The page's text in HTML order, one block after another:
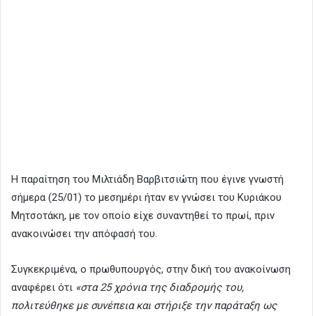
Η παραίτηση του Μιλτιάδη Βαρβιτσιώτη που έγινε γνωστή
σήμερα (25/01) το μεσημέρι ήταν εν γνώσει του Κυριάκου
Μητσοτάκη, με τον οποίο είχε συναντηθεί το πρωί, πριν
ανακοινώσει την απόφασή του.
Συγκεκριμένα, ο πρωθυπουργός, στην δική του ανακοίνωση
αναφέρει ότι «στα 25 χρόνια της διαδρομής του,
πολιτεύθηκε με συνέπεια και στήριξε την παράταξη ως